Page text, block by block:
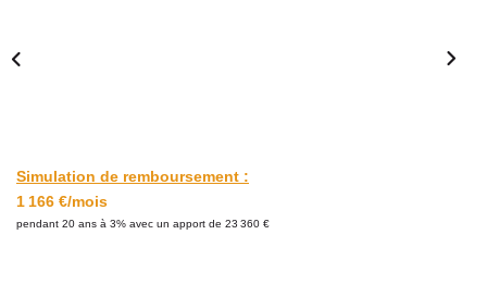
Simulation de remboursement :
1 166 €/mois
pendant 20 ans à 3% avec un apport de 23 360 €